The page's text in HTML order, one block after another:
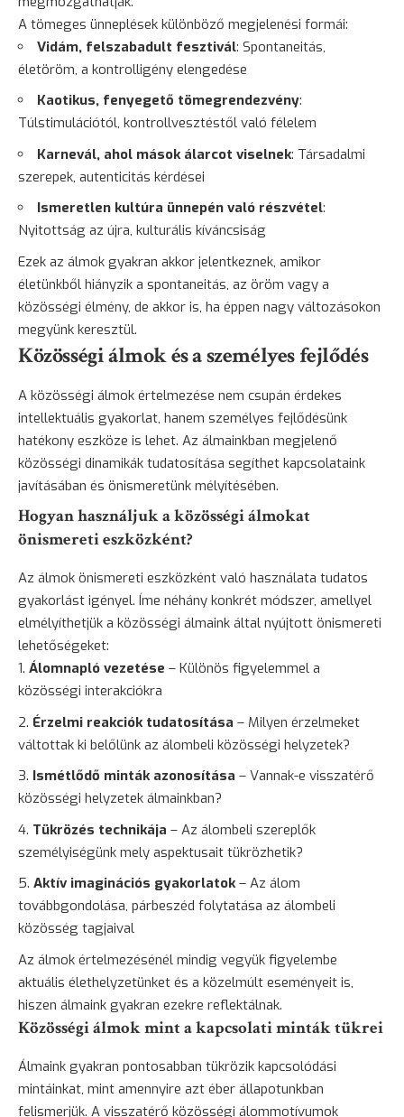
A tömeges ünneplések különböző megjelenési formái:
Vidám, felszabadult fesztivál: Spontaneitás,
életöröm, a kontrolligény elengedése
Kaotikus, fenyegető tömegrendezvény:
Túlstimulációtól, kontrollvesztéstől való félelem
Karnevál, ahol mások álarcot viselnek: Társadalmi
szerepek, autenticitás kérdései
Ismeretlen kultúra ünnepén való részvétel:
Nyitottság az újra, kulturális kíváncsiság
Ezek az álmok gyakran akkor jelentkeznek, amikor
életünkből hiányzik a spontaneitás, az öröm vagy a
közösségi élmény, de akkor is, ha éppen nagy változásokon
megyünk keresztül.
Közösségi álmok és a személyes fejlődés
A közösségi álmok értelmezése nem csupán érdekes
intellektuális gyakorlat, hanem személyes fejlődésünk
hatékony eszköze is lehet. Az álmainkban megjelenő
közösségi dinamikák tudatosítása segíthet kapcsolataink
javításában és önismeretünk mélyítésében.
Hogyan használjuk a közösségi álmokat
önismereti eszközként?
Az álmok önismereti eszközként való használata tudatos
gyakorlást igényel. Íme néhány konkrét módszer, amellyel
elmélyíthetjük a közösségi álmaink által nyújtott önismereti
lehetőségeket:
Álomnapló vezetése – Különös figyelemmel a
közösségi interakciókra
Érzelmi reakciók tudatosítása – Milyen érzelmeket
váltottak ki belőlünk az álombeli közösségi helyzetek?
Ismétlődő minták azonosítása – Vannak-e visszatérő
közösségi helyzetek álmainkban?
Tükrözés technikája – Az álombeli szereplők
személyiségünk mely aspektusait tükrözhetik?
Aktív imaginációs gyakorlatok– Az álom
továbbgondolása, párbeszéd folytatása az álombeli
közösség tagjaival
Az álmok értelmezésénél mindig vegyük figyelembe
aktuális élethelyzetünket és a közelmúlt eseményeit is,
hiszen álmaink gyakran ezekre reflektálnak.
Közösségi álmok mint a kapcsolati minták tükrei
Álmaink gyakran pontosabban tükrözik kapcsolódási
mintáinkat, mint amennyire azt éber állapotunkban
felismerjük. A visszatérő közösségi álommotívumok